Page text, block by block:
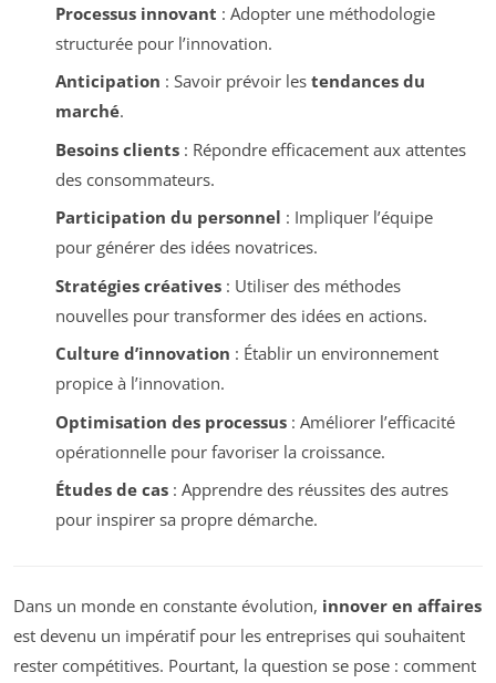
Processus innovant : Adopter une méthodologie
structurée pour l’innovation.
Anticipation : Savoir prévoir les tendances du
marché.
Besoins clients: Répondre efficacement aux attentes
des consommateurs.
Participation du personnel : Impliquer l’équipe
pour générer des idées novatrices.
Stratégies créatives: Utiliser des méthodes
nouvelles pour transformer des idées en actions.
Culture d’innovation : Établir un environnement
propice à l’innovation.
Optimisation des processus: Améliorer l’efficacité
opérationnelle pour favoriser la croissance.
Études de cas: Apprendre des réussites des autres
pour inspirer sa propre démarche.
Dans un monde en constante évolution, innover en affaires
est devenu un impératif pour les entreprises qui souhaitent
rester compétitives. Pourtant, la question se pose : comment